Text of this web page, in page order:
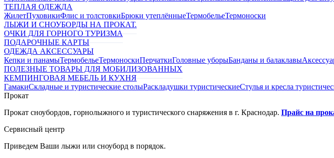
ТЕПЛАЯ ОДЕЖДА
ЖилетПуховикиФлис и толстовкиБрюки утеплённыеТермобельеТермоноски
ЛЫЖИ И СНОУБОРДЫ НА ПРОКАТ.
ОЧКИ ДЛЯ ГОРНОГО ТУРИЗМА
ПОДАРОЧНЫЕ КАРТЫ
ОДЕЖДА АКСЕССУАРЫ
Кепки и панамыТермобельеТермоноскиПерчаткиГоловные уборыБанданы и балаклавы
ПОЛЕЗНЫЕ ТОВАРЫ ДЛЯ МОБИЛИЗОВАННЫХ
КЕМПИНГОВАЯ МЕБЕЛЬ И КУХНЯ
ГамакиСкладные и туристические столыРаскладушки туристическиеСтулья и кресла
Прокат
Прокат сноубордов, горнолыжного и туристического снаряжения в г. Краснодар. Прайс на
Сервисный центр
Приведем Ваши лыжи или сноуборд в порядок.